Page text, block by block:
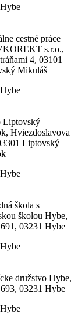
cestné práce
s.r.o.,
4, 03101
Mikuláš
Liptovský
Hviezdoslavova
Liptovský
škola s
školou Hybe,
03231 Hybe
družstvo Hybe,
03231 Hybe